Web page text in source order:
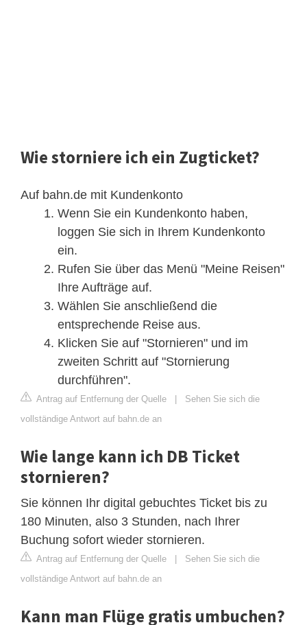
Wie storniere ich ein Zugticket?
Auf bahn.de mit Kundenkonto
Wenn Sie ein Kundenkonto haben,
loggen Sie sich in Ihrem Kundenkonto
ein.
Rufen Sie über das Menü "Meine Reisen"
Ihre Aufträge auf.
Wählen Sie anschließend die
entsprechende Reise aus.
Klicken Sie auf "Stornieren" und im
zweiten Schritt auf "Stornierung
durchführen".
Antrag auf Entfernung der Quelle | Sehen Sie sich die
vollständige Antwort auf bahn.de an
Wie lange kann ich DB Ticket
stornieren?
Sie können Ihr digital gebuchtes Ticket bis zu
180 Minuten, also 3 Stunden, nach Ihrer
Buchung sofort wieder stornieren.
Antrag auf Entfernung der Quelle | Sehen Sie sich die
vollständige Antwort auf bahn.de an
Kann man Flüge gratis umbuchen?